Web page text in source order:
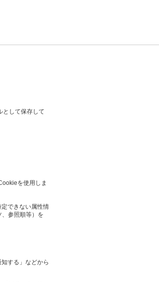
として保存して
を使用しま
できない属性情
参照順等）を
する」などから